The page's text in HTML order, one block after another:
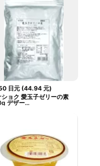
日元 (44.94 元)
ショク 愛玉子ゼリーの素
デザー...